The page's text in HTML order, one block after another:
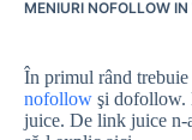
MENIURI NOFOLLOW
În primul rând
nofollow şi dofollow.
juice. De link juice n-